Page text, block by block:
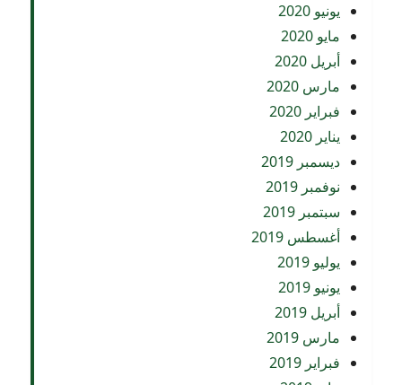
يونيو 2020
مايو 2020
أبريل 2020
مارس 2020
فبراير 2020
يناير 2020
ديسمبر 2019
نوفمبر 2019
سبتمبر 2019
أغسطس 2019
يوليو 2019
يونيو 2019
أبريل 2019
مارس 2019
فبراير 2019